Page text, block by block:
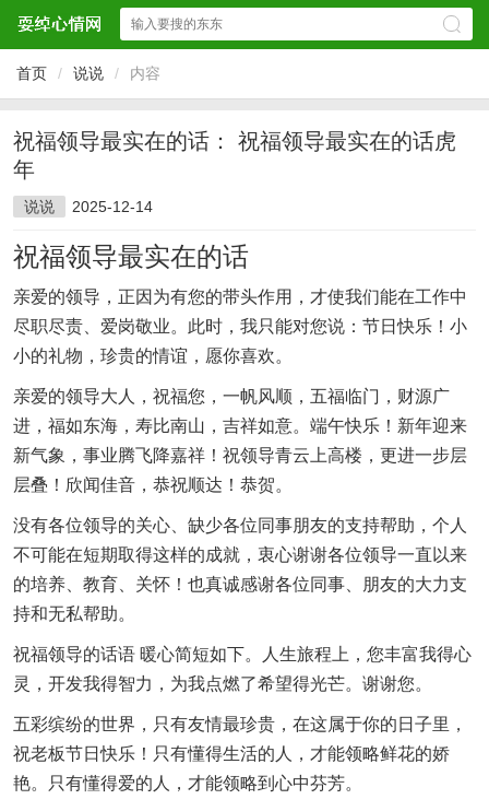
首页 / 说说 / 内容
祝福领导最实在的话： 祝福领导最实在的话虎
年
说说 2025-12-14
祝福领导最实在的话
亲爱的领导，正因为有您的带头作用，才使我们能在工作中
尽职尽责、爱岗敬业。此时，我只能对您说：节日快乐！小
小的礼物，珍贵的情谊，愿你喜欢。
亲爱的领导大人，祝福您，一帆风顺，五福临门，财源广
进，福如东海，寿比南山，吉祥如意。端午快乐！新年迎来
新气象，事业腾飞降嘉祥！祝领导青云上高楼，更进一步层
层叠！欣闻佳音，恭祝顺达！恭贺。
没有各位领导的关心、缺少各位同事朋友的支持帮助，个人
不可能在短期取得这样的成就，衷心谢谢各位领导一直以来
的培养、教育、关怀！也真诚感谢各位同事、朋友的大力支
持和无私帮助。
祝福领导的话语 暖心简短如下。人生旅程上，您丰富我得心
灵，开发我得智力，为我点燃了希望得光芒。谢谢您。
五彩缤纷的世界，只有友情最珍贵，在这属于你的日子里，
祝老板节日快乐！只有懂得生活的人，才能领略鲜花的娇
艳。只有懂得爱的人，才能领略到心中芬芳。